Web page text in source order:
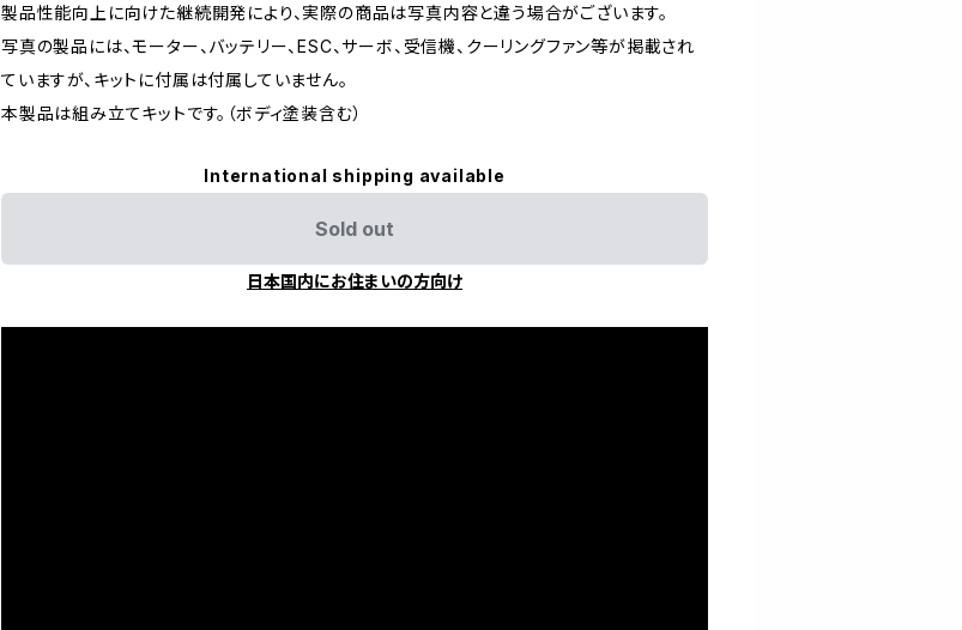
製品性能向上に向けた継続開発により、実際の商品は写真内容と違う場合がございます。
写真の製品には、モーター、バッテリー、ESC、サーボ、受信機、クーリングファン等が掲載され
ていますが、キットに付属は付属していません。
本製品は組み立てキットです。（ボディ塗装含む）
International shipping available
Sold out
日本国内にお住まいの方向け